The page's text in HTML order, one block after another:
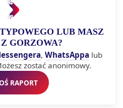
LUB MASZ
GORZOWA?
, WhatsAppa lub
zostać anonimowy.
RAPORT